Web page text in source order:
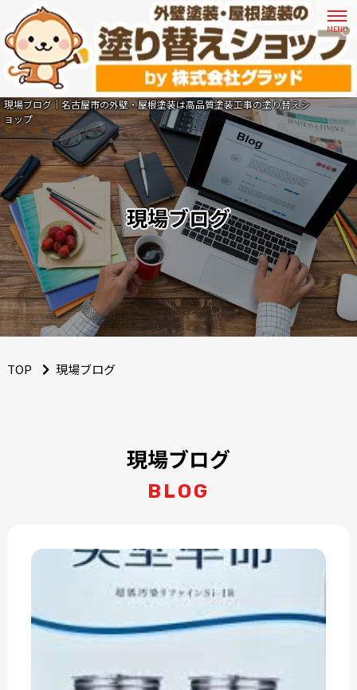
現場ブログ｜名古屋市の外壁・屋根塗装は高品質塗装工事の塗り替えシ
ョップ
現場ブログ
TOP 現場ブログ
現場ブログ
BLOG